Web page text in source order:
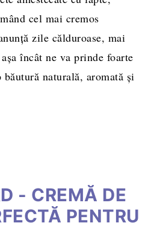
cel mai cremos
zile călduroase, mai
încât ne va prinde foarte
naturală, aromată și
- CREMĂ DE
PENTRU